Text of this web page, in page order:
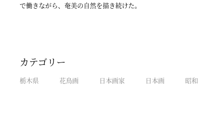
で働きながら、奄美の自然を描き続けた。
カテゴリー
栃木県 花鳥画 日本画家 日本画 昭和